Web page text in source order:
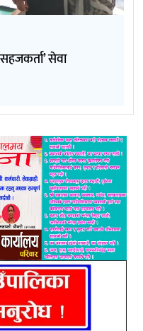
सहजकर्ता’ सेवा